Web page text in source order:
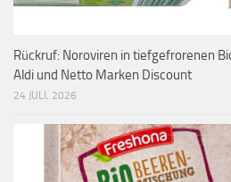
Rückruf: Noroviren in tiefgefrorenen
Aldi und Netto Marken Discount
24 JULI, 2026